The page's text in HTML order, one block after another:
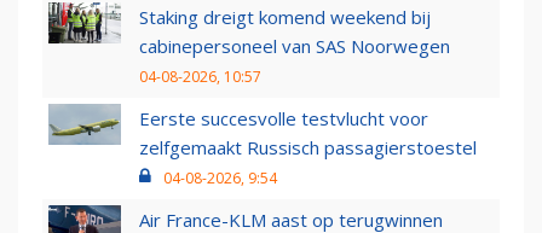
Staking dreigt komend weekend bij
cabinepersoneel van SAS Noorwegen
04-08-2026, 10:57
Eerste succesvolle testvlucht voor
zelfgemaakt Russisch passagierstoestel
04-08-2026, 9:54
Air France-KLM aast op terugwinnen